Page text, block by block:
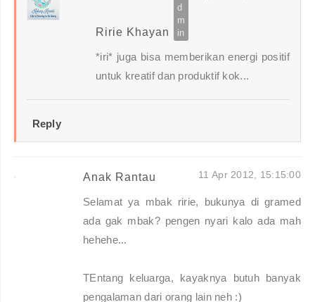
Ririe Khayan
*iri* juga bisa memberikan energi positif
untuk kreatif dan produktif kok...
Reply
Anak Rantau 11 Apr 2012, 15:15:00
Selamat ya mbak ririe, bukunya di gramed
ada gak mbak? pengen nyari kalo ada mah
hehehe...
TEntang keluarga, kayaknya butuh banyak
pengalaman dari orang lain neh :)